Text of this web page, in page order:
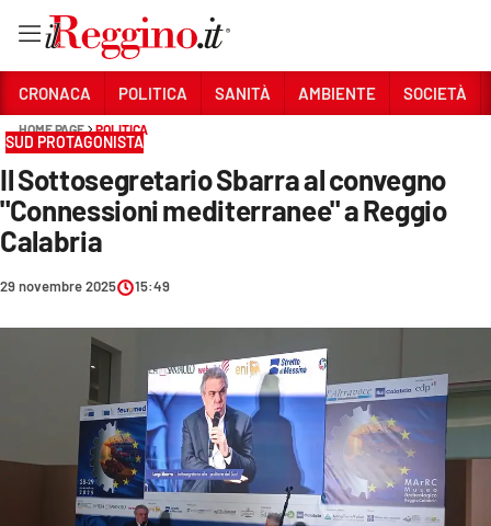
Sezioni
CRONACA
POLITICA
SANITÀ
AMBIENTE
CULTURA
ECONOMIA E LAVORO
EVENTI
CRONACA POLITICA SANITÀ AMBIENTE SOCIETÀ
HOME PAGE POLITICA
SUD PROTAGONISTA
Il Sottosegretario Sbarra al convegno
"Connessioni mediterranee" a Reggio
Calabria
29 novembre 2025 15:49